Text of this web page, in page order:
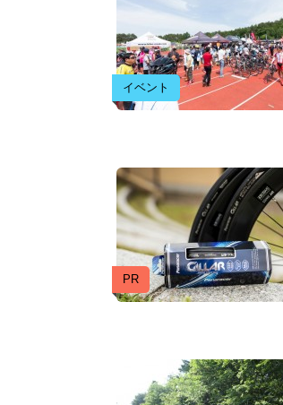
イベント
PR